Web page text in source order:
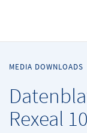
MEDIA DOWNLOADS
Rexeal